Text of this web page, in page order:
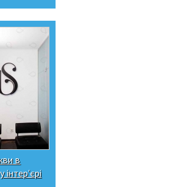
в